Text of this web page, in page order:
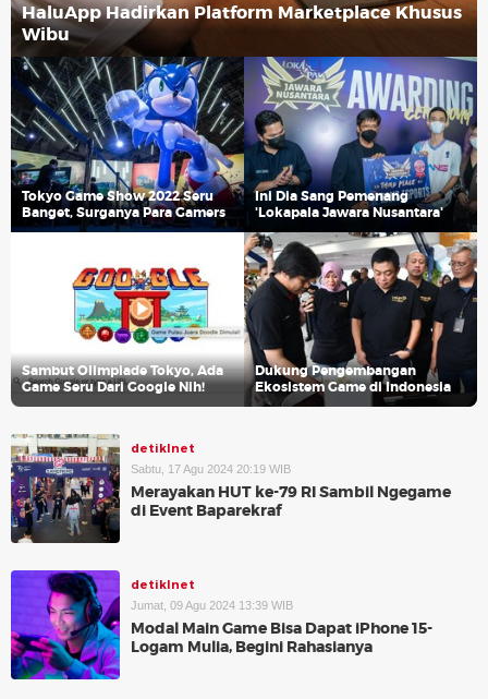
HaluApp Hadirkan Platform Marketplace Khusus
Wibu
Tokyo Game Show 2022 Seru
Banget, Surganya Para Gamers
Ini Dia Sang Pemenang
'Lokapala Jawara Nusantara'
Sambut Olimpiade Tokyo, Ada
Game Seru Dari Google Nih!
Dukung Pengembangan
Ekosistem Game di Indonesia
detikInet
Sabtu, 17 Agu 2024 20:19 WIB
Merayakan HUT ke-79 RI Sambil Ngegame
di Event Baparekraf
detikInet
Jumat, 09 Agu 2024 13:39 WIB
Modal Main Game Bisa Dapat iPhone 15-
Logam Mulia, Begini Rahasianya